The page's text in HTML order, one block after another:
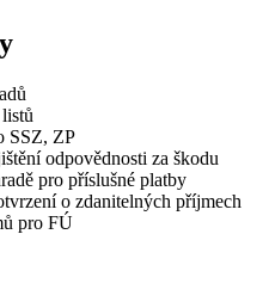
SSZ, ZP
odpovědnosti za škodu
pro příslušné platby
o zdanitelných příjmech
pro FÚ